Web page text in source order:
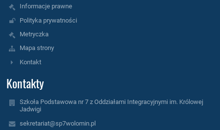
Informacje prawne
Polityka prywatności
Metryczka
Mapa strony
Kontakt
Kontakty
Szkoła Podstawowa nr 7 z Oddziałami Integracyjnymi im. Królowej
Jadwigi
sekretariat@sp7wolomin.pl